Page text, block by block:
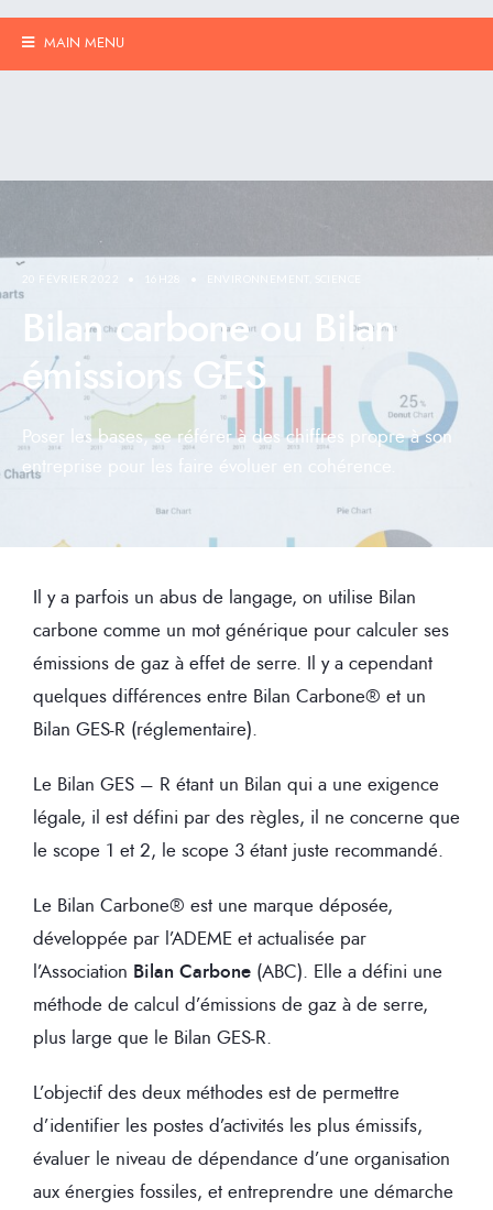
MAIN MENU
20 FÉVRIER 2022 16H28 •
Bilan carbone ou Bilan
émissions GES
Poser les bases, se référer à des chiffres propre à son
entreprise pour les faire évoluer en cohérence.
Il y a parfois un abus de langage, on utilise Bilan
carbone comme un mot générique pour calculer ses
émissions de gaz à effet de serre. Il y a cependant
quelques différences entre Bilan Carbone® et un
Bilan GES-R (réglementaire).
Le Bilan GES – R étant un Bilan qui a une exigence
légale, il est défini par des règles, il ne concerne que
le scope 1 et 2, le scope 3 étant juste recommandé.
Le Bilan Carbone® est une marque déposée,
développée par l’ADEME et actualisée par
l’Association Bilan Carbone (ABC). Elle a défini une
méthode de calcul d’émissions de gaz à de serre,
plus large que le Bilan GES-R.
L’objectif des deux méthodes est de permettre
d’identifier les postes d’activités les plus émissifs,
évaluer le niveau de dépendance d’une organisation
aux énergies fossiles, et entreprendre une démarche